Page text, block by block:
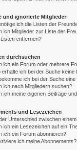
und ignorierte Mitglieder
ich die Listen der
ich Mitglieder zur Liste der
entfernen?
durchsuchen
ich ein Forum oder mehrere
erhalte ich bei der Suche keine
ich bei der Suche eine
ich nach Mitgliedern suchen?
ich meine eigenen Beiträge
und Lesezeichen
Unterschied zwischen
ich ein Lesezeichen auf ein
ich ein Forum abonnieren?
ich meine Abonnements?